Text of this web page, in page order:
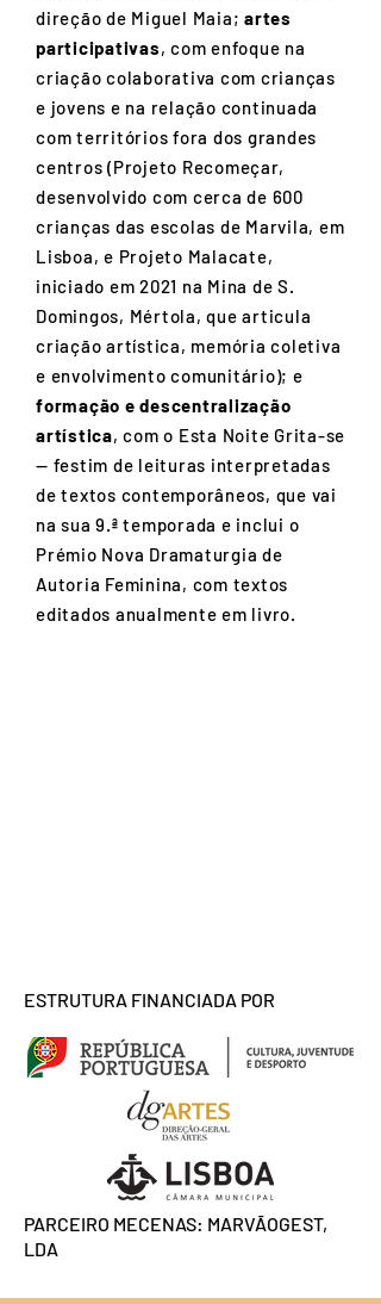
direção de Miguel Maia; artes
participativas, com enfoque na
criação colaborativa com crianças
e jovens e na relação continuada
com territórios fora dos grandes
centros (Projeto Recomeçar,
desenvolvido com cerca de 600
crianças das escolas de Marvila, em
Lisboa, e Projeto Malacate,
iniciado em 2021 na Mina de S.
Domingos, Mértola, que articula
criação artística, memória coletiva
e envolvimento comunitário); e
formação e descentralização
artística, com o Esta Noite Grita-se
— festim de leituras interpretadas
de textos contemporâneos, que vai
na sua 9.ª temporada e inclui o
Prémio Nova Dramaturgia de
Autoria Feminina, com textos
editados anualmente em livro.
ESTRUTURA FINANCIADA POR
PARCEIRO MECENAS: MARVÃOGEST,
LDA